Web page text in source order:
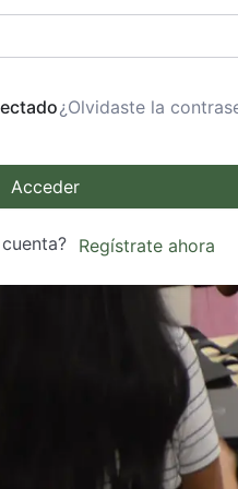
¿Olvidaste la
Acceder
Regístrate ahora